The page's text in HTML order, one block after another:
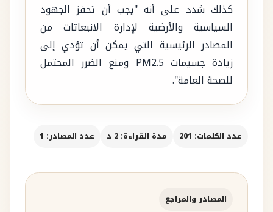
كذلك شدد على أنه "يجب أن تحفز الجهود
السياسية والأرضية لإدارة الانبعاثات من
المصادر الرئيسية التي يمكن أن تؤدي إلى
زيادة جسيمات PM2.5 ومنع الضرر المحتمل
للصحة العامة".
عدد الكلمات: 201 مدة القراءة: 2 د عدد المصادر: 1
المصادر والمراجع